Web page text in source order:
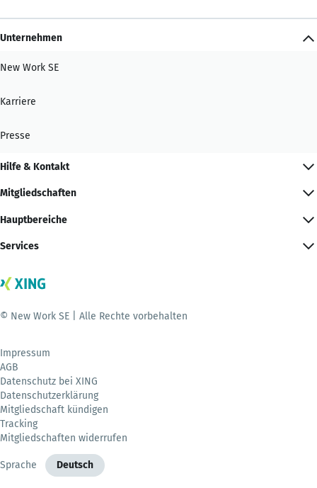
Unternehmen
New Work SE
Karriere
Presse
Hilfe & Kontakt
Mitgliedschaften
Hauptbereiche
Services
© New Work SE | Alle Rechte vorbehalten
Impressum
AGB
Datenschutz bei XING
Datenschutzerklärung
Mitgliedschaft kündigen
Tracking
Mitgliedschaften widerrufen
Sprache Deutsch